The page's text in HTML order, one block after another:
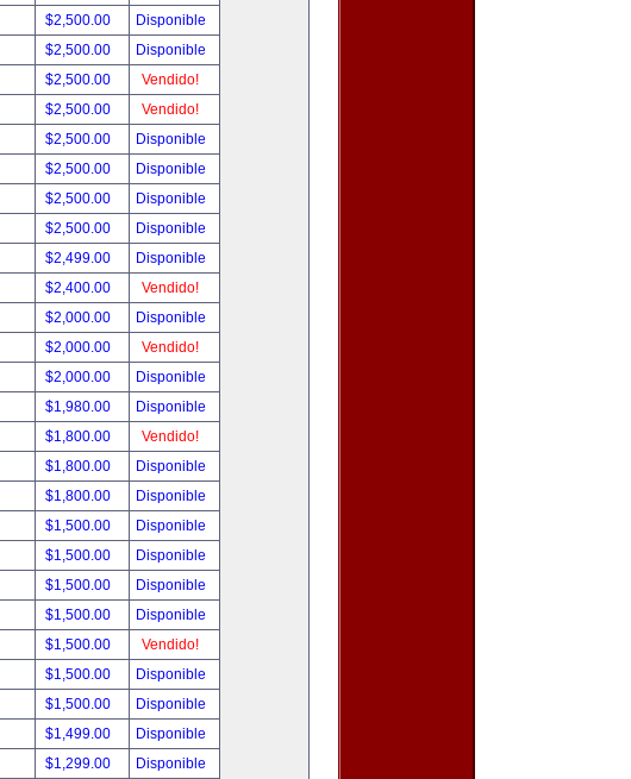
$2,500.00
Disponible
$2,500.00
Disponible
$2,500.00
Vendido!
$2,500.00
Vendido!
$2,500.00
Disponible
$2,500.00
Disponible
$2,500.00
Disponible
$2,500.00
Disponible
$2,499.00
Disponible
$2,400.00
Vendido!
$2,000.00
Disponible
$2,000.00
Vendido!
$2,000.00
Disponible
$1,980.00
Disponible
$1,800.00
Vendido!
$1,800.00
Disponible
$1,800.00
Disponible
$1,500.00
Disponible
$1,500.00
Disponible
$1,500.00
Disponible
$1,500.00
Disponible
$1,500.00
Vendido!
$1,500.00
Disponible
$1,500.00
Disponible
$1,499.00
Disponible
$1,299.00
Disponible